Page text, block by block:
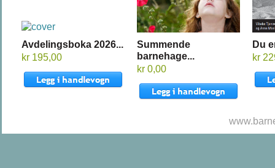
Avdelingsboka 2026...
kr 195,00
Summende
barnehage...
kr 0,00
Du
kr